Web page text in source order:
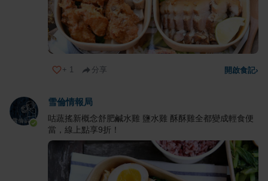
+ 1 分享 開啟食記›
雪倫情報局
咕蔬搖新概念舒肥鹹水雞 鹽水雞 酥酥雞全都變成輕食便
當，線上點享9折！